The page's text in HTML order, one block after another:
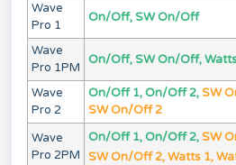
Wave
Pro 1
On/Off, SW On/Off
Wave
Pro 1PM
On/Off, SW On/Off,
Wave
Pro 2
On/Off 1, On/Off 2,SW
SW On/Off 2
Wave
Pro 2PM
On/Off 1, On/Off 2,SW
SW On/Off 2, Watts 1,